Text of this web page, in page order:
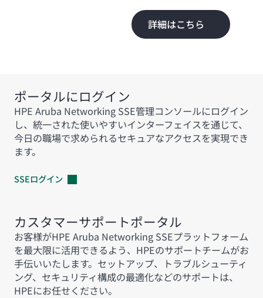
詳細はこちら
ポータルにログイン
HPE Aruba Networking SSE管理コンソールにログイン
し、統一された使いやすいインターフェイスを通じて、
今日の職場で求められるセキュアなアクセスを実現でき
ます。
SSEログイン
カスタマーサポートポータル
お客様がHPE Aruba Networking SSEプラットフォーム
を最大限に活用できるよう、HPEのサポートチームがお
手伝いいたします。セットアップ、トラブルシューティ
ング、セキュリティ構成の最適化などのサポートは、
HPEにお任せください。